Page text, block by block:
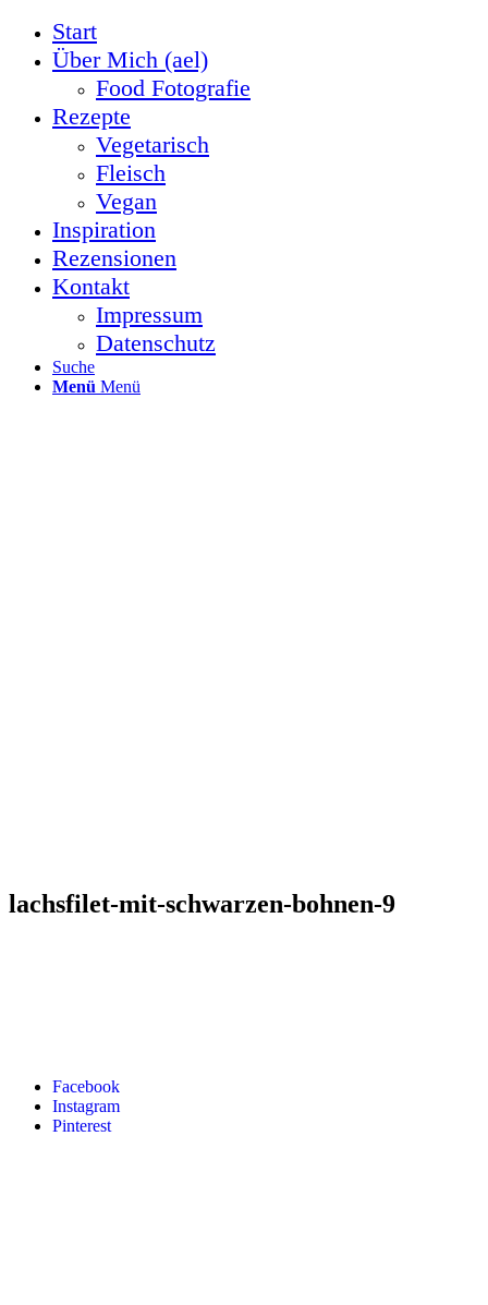
Start
Über Mich (ael)
Food Fotografie
Rezepte
Vegetarisch
Fleisch
Vegan
Inspiration
Rezensionen
Kontakt
Impressum
Datenschutz
Suche
Menü Menü
Facebook
Instagram
Pinterest
lachsfilet-mit-schwarzen-bohnen-9